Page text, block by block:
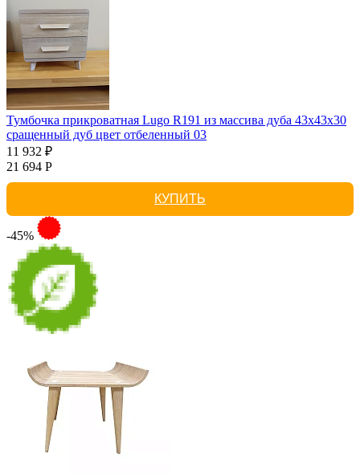
Тумбочка прикроватная Lugo R191 из массива дуба 43х43х30
сращенный дуб цвет отбеленный 03
11 932 ₽
21 694 Р
КУПИТЬ
-45%